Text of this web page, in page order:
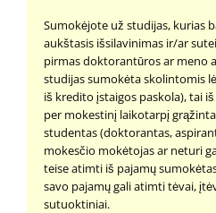
Sumokėjote už studijas, kurias
aukštasis išsilavinimas ir/ar
pirmas doktorantūros ar meno
studijas sumokėta skolintomis
iš kredito įstaigos paskola), tai
per mokestinį laikotarpį grąžinta
studentas (doktorantas,
mokesčio mokėtojas ar neturi
teise atimti iš pajamų
savo pajamų gali atimti tėvai,
sutuoktiniai.